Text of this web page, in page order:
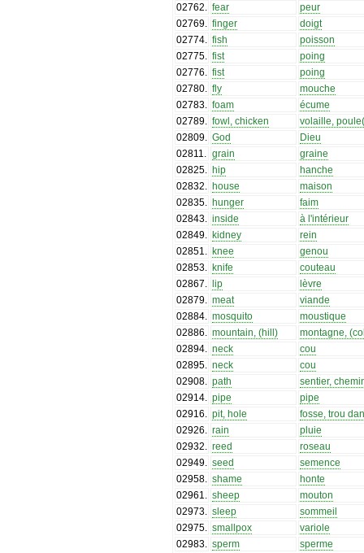
02762
fear
peur
02769
finger
doigt
02774
fish
poisson
02775
fist
poing
02776
fist
poing
02780
fly
mouche
02783
foam
écume
02789
fowl, chicken
volaille,
02809
God
Dieu
02811
grain
graine
02825
hip
hanche
02832
house
maison
02835
hunger
faim
02843
inside
à l'intérieur
02849
kidney
rein
02851
knee
genou
02853
knife
couteau
02867
lip
lèvre
02879
meat
viande
02884
mosquito
moustique
02886
mountain, (hill)
montagne,
02894
neck
cou
02895
neck
cou
02908
path
sentier,
02914
pipe
pipe
02916
pit, hole
fosse, trou
02926
rain
pluie
02932
reed
roseau
02949
seed
semence
02958
shame
honte
02961
sheep
mouton
02973
sleep
sommeil
02975
smallpox
variole
02983
sperm
sperme